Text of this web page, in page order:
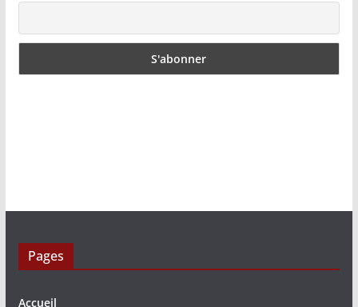
Pages
Accueil